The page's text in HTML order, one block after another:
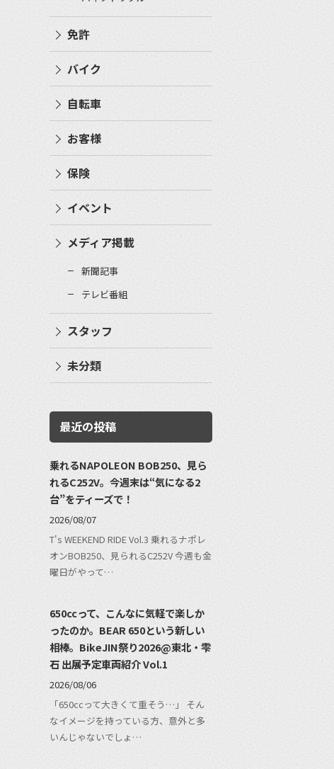
免許
バイク
自転車
お客様
保険
イベント
メディア掲載
新聞記事
テレビ番組
スタッフ
未分類
最近の投稿
乗れるNAPOLEON BOB250、見ら
れるC252V。今週末は“気になる2
台”をティーズで！
2026/08/07
T's WEEKEND RIDE Vol.3 乗れるナポレ
オンBOB250、見られるC252V 今週も金
曜日がやって…
650ccって、こんなに気軽で楽しか
ったのか。BEAR 650という新しい
相棒。BikeJIN祭り2026@東北・雫
石 出展予定車両紹介 Vol.1
2026/08/06
「650ccって大きくて重そう…」 そん
なイメージを持っている方、意外と多
いんじゃないでしょ…